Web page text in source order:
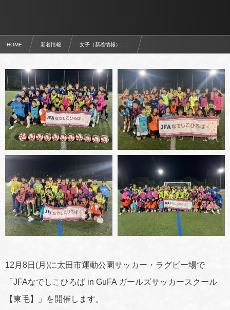
HOME 新着情報 女子（新着情報） , …
12月8日(月)に太田市運動公園サッカー・ラグビー場で
「JFAなでしこひろば in GuFA ガールズサッカースクール
【東毛】」を開催します。